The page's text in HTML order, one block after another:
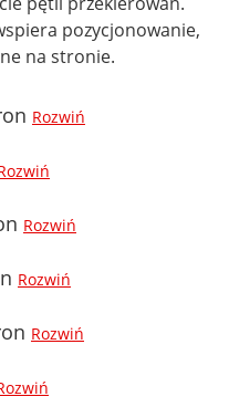
pozycjonowanie,
na stronie.
Rozwiń
Rozwiń
Rozwiń
Rozwiń